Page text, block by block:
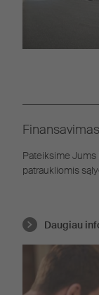
Finansavimas
Pateiksime
patraukliomis
Daugiau